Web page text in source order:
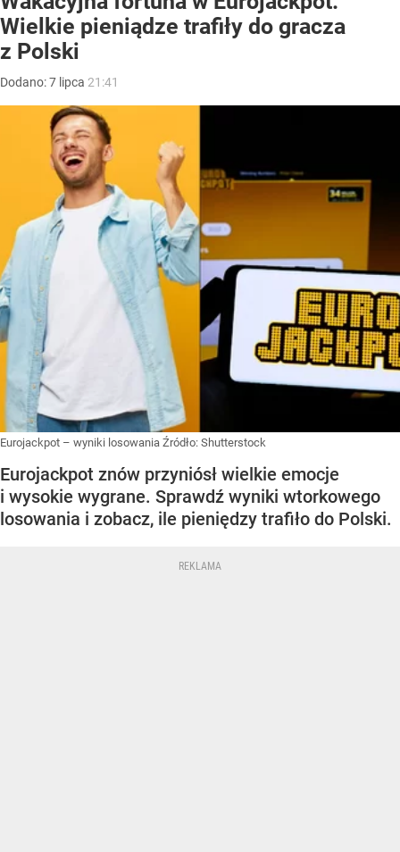
Wielkie pieniądze trafiły do gracza
z Polski
Dodano:7 lipca 21:41
Eurojackpot – wyniki losowania Źródło: Shutterstock
Eurojackpot znów przyniósł wielkie emocje
i wysokie wygrane. Sprawdź wyniki wtorkowego
losowania i zobacz, ile pieniędzy trafiło do Polski.